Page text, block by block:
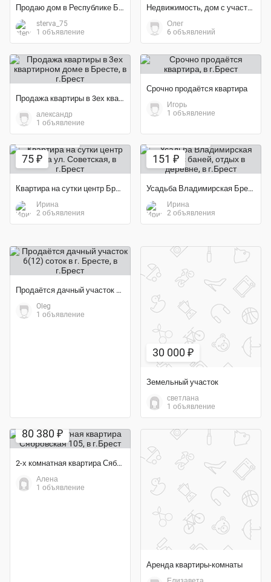
Продаю дом в Республике Беларусь
sterva_75
1 объявление
Недвижимость, дом с участком
Олег
6 объявлений
Продажа квартиры в 3ех квартирном доме в Бресте
александр
1 объявление
Срочно продаётся квартира
Игорь
1 объявление
75 ₽
Квартира на сутки центр Бреста ул. Советская
Ирина
2 объявления
151 ₽
Усадьба Владимирская Брест с баней, отдых в деревне
Ирина
2 объявления
Продаётся дачный участок 6(12) соток в г. Бресте
Oleg
1 объявление
30 000 ₽
Земельный участок
светлана
1 объявление
80 380 ₽
2-х комнатная квартира Сябровская 105
Алена
1 объявление
Аренда квартиры-комнаты